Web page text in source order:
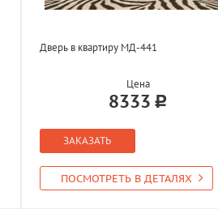
Дверь в квартиру МД-441
Цена
8333
ЗАКАЗАТЬ
ПОСМОТРЕТЬ В ДЕТАЛЯХ